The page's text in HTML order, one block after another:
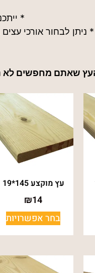
*
* ניתן לבחור אורכי עצים בין 3.00 ל 6.00 מ' כל 30 ס"מ בהתאם
שאתם מחפשים
עץ מוקצע 145*19
₪14
בחר אפשרויות